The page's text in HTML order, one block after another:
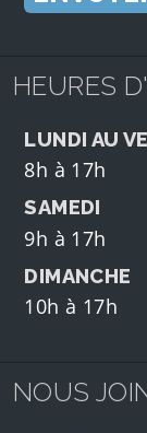
HEURES
LUNDI AU
8h à 17h
SAMEDI
9h à 17h
DIMANCHE
10h à 17h
NOUS